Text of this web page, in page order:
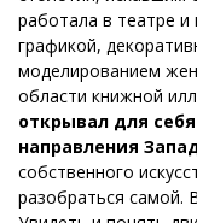
работала в театре
графикой,
моделированием
области книжной
открывал для
направления
собственного
разобраться самой.